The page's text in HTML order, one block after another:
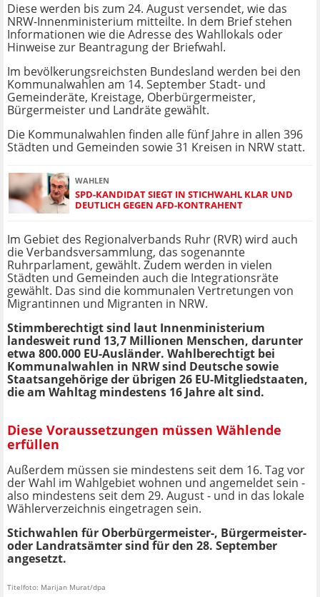
Diese werden bis zum 24. August versendet, wie das
NRW-Innenministerium mitteilte. In dem Brief stehen
Informationen wie die Adresse des Wahllokals oder
Hinweise zur Beantragung der Briefwahl.
Im bevölkerungsreichsten Bundesland werden bei den
Kommunalwahlen am 14. September Stadt- und
Gemeinderäte, Kreistage, Oberbürgermeister,
Bürgermeister und Landräte gewählt.
Die Kommunalwahlen finden alle fünf Jahre in allen 396
Städten und Gemeinden sowie 31 Kreisen in NRW statt.
WAHLEN
SPD-KANDIDAT SIEGT IN STICHWAHL KLAR UND
DEUTLICH GEGEN AFD-KONTRAHENT
Im Gebiet des Regionalverbands Ruhr (RVR) wird auch
die Verbandsversammlung, das sogenannte
Ruhrparlament, gewählt. Zudem werden in vielen
Städten und Gemeinden auch die Integrationsräte
gewählt. Das sind die kommunalen Vertretungen von
Migrantinnen und Migranten in NRW.
Stimmberechtigt sind laut Innenministerium
landesweit rund 13,7 Millionen Menschen, darunter
etwa 800.000 EU-Ausländer. Wahlberechtigt bei
Kommunalwahlen in NRW sind Deutsche sowie
Staatsangehörige der übrigen 26 EU-Mitgliedstaaten,
die am Wahltag mindestens 16 Jahre alt sind.
Diese Voraussetzungen müssen Wählende
erfüllen
Außerdem müssen sie mindestens seit dem 16. Tag vor
der Wahl im Wahlgebiet wohnen und angemeldet sein -
also mindestens seit dem 29. August - und in das lokale
Wählerverzeichnis eingetragen sein.
Stichwahlen für Oberbürgermeister-, Bürgermeister-
oder Landratsämter sind für den 28. September
angesetzt.
Titelfoto: Marijan Murat/dpa